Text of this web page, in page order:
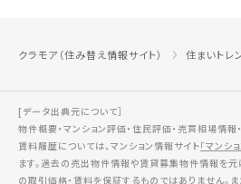
クラモア（住み替え情報サイト） 住まいトレ
[データ出典元について］
物件概要・マンション評価・住民評価・売買相場情報
賃料履歴については、マンション情報サイト「マンシ
ます。過去の売出物件情報や賃貸募集物件情報を
の取引価格・賃料を保証するものではありません。